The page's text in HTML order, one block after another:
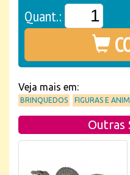
Quant.:
Veja mais em:
BRINQUEDOS FIGURAS E
Outras